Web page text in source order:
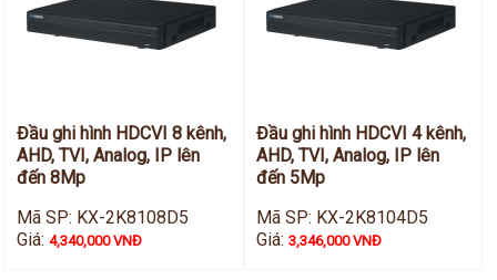
Đầu ghi hình HDCVI 8 kênh,
AHD, TVI, Analog, IP lên
đến 8Mp
Mã SP: KX-2K8108D5
Giá:4,340,000 VNĐ
Đầu ghi hình HDCVI 4 kênh,
AHD, TVI, Analog, IP lên
đến 5Mp
Mã SP: KX-2K8104D5
Giá: 3,346,000 VNĐ